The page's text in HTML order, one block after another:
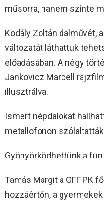
műsorra, hanem szinte
Kodály Zoltán dalművét,
változatát láthattuk
előadásában. A négy
Jankovicz Marcell
illusztrálva.
Ismert népdalokat
metallofonon
Gyönyörködhettünk a
Tamás Margit a GFF PK
hozzáértőn, a